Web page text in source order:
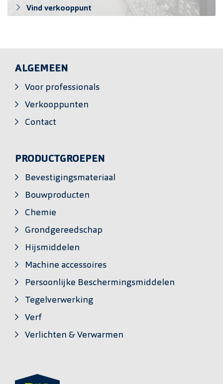
Vind verkooppunt
ALGEMEEN
Voor professionals
Verkooppunten
Contact
PRODUCTGROEPEN
Bevestigingsmateriaal
Bouwproducten
Chemie
Grondgereedschap
Hijsmiddelen
Machine accessoires
Persoonlijke Beschermingsmiddelen
Tegelverwerking
Verf
Verlichten & Verwarmen